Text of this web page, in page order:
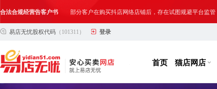
合法合规经营告客户书 部分客户在购买抖店网络店铺后，存在试图规避平台监
网络店铺合法经营告诫书 为确保网络店铺的合法、规范转让与经营,我司温馨提示
易店无忧股权代码 （101311） 登录
首页 猫店网店